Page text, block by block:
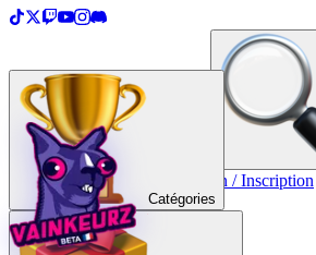
Créer une TopList Connexion / Inscription
Catégories